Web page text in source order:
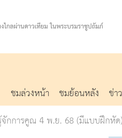
ชมล่วงหน้า ชมย้อนหลัง ข่า
จักการคูณ 4 พ.ย. 68 (มีแบบฝึกหั